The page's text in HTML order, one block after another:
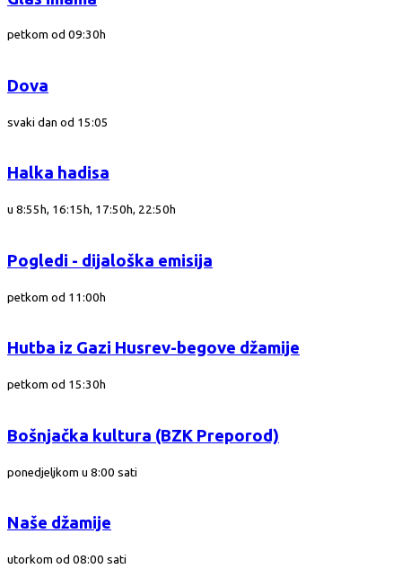
petkom od 09:30h
Dova
svaki dan od 15:05
Halka hadisa
u 8:55h, 16:15h, 17:50h, 22:50h
Pogledi - dijaloška emisija
petkom od 11:00h
Hutba iz Gazi Husrev-begove džamije
petkom od 15:30h
Bošnjačka kultura (BZK Preporod)
ponedjeljkom u 8:00 sati
Naše džamije
utorkom od 08:00 sati